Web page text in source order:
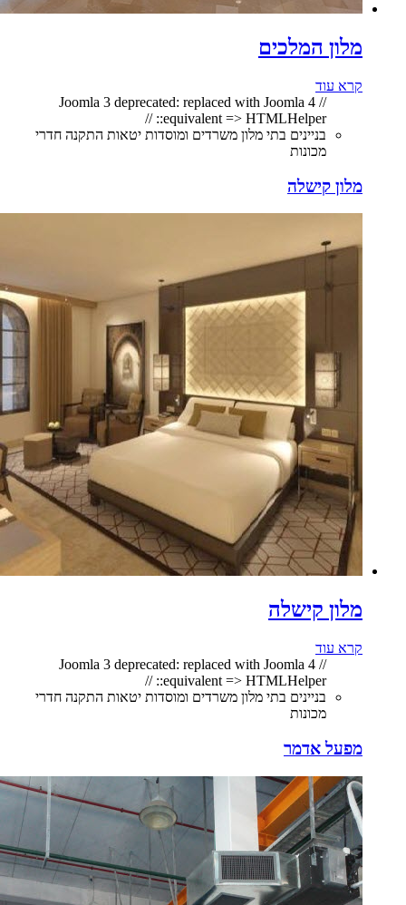
מלון המלכים
קרא עוד
// Joomla 3 deprecated: replaced with Joomla 4
equivalent => HTMLHelper:: //
בניינים בתי מלון משרדים ומוסדות יטאות התקנה חדרי
מכונות
מלון קישלה
מלון קישלה
קרא עוד
// Joomla 3 deprecated: replaced with Joomla 4
equivalent => HTMLHelper:: //
בניינים בתי מלון משרדים ומוסדות יטאות התקנה חדרי
מכונות
מפעל אדמר